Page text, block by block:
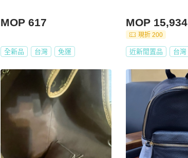
MOP 617
全新品 台灣 免運
MOP 15,934
現折 200
近新閒置品 台灣